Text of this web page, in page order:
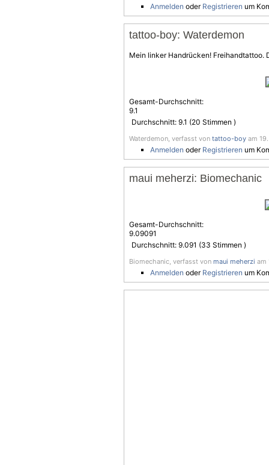
Anmelden oder Registrieren um
tattoo-boy: Waterdemon
Mein linker Handrücken! Freihandtattoo.
Gesamt-Durchschnitt:
9.1
Durchschnitt: 9.1 (20 Stimmen )
Waterdemon, verfasst von tattoo-boy am
Anmelden oder Registrieren um
maui meherzi: Biomechanic
Gesamt-Durchschnitt:
9.09091
Durchschnitt: 9.091 (33 Stimmen )
Biomechanic, verfasst von maui meherzi am
Anmelden oder Registrieren um